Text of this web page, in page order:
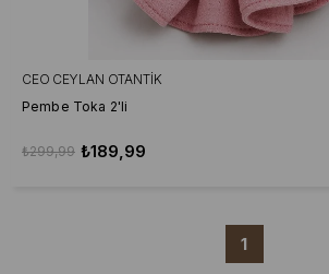
CEO CEYLAN OTANTIK
Pembe Toka 2'li
₺189,99
₺299,99
1